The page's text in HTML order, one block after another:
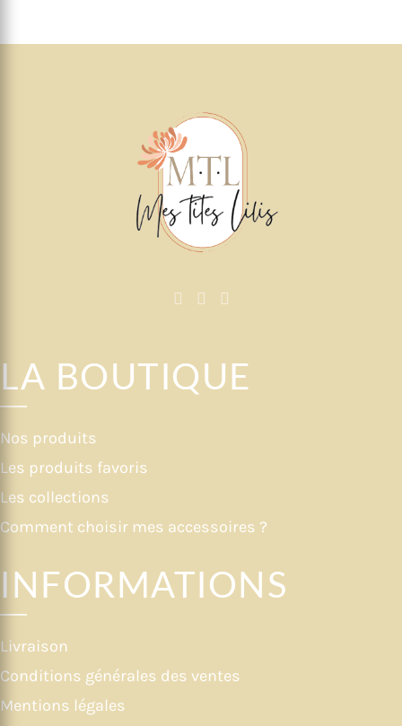
LA BOUTIQUE
Nos produits
Les produits favoris
Les collections
Comment choisir mes accessoires ?
INFORMATIONS
Livraison
Conditions générales des ventes
Mentions légales